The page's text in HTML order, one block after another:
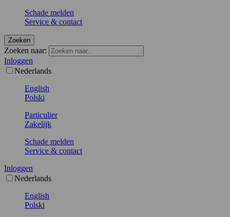
Schade melden
Service & contact
Zoeken
Zoeken naar:
Inloggen
Nederlands
English
Polski
Particulier
Zakelijk
Schade melden
Service & contact
Inloggen
Nederlands
English
Polski